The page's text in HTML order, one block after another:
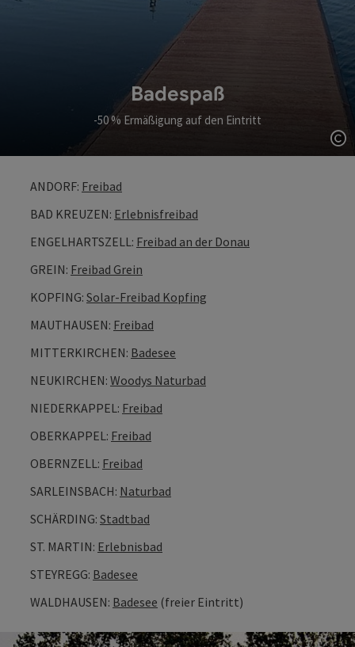
Badespaß
-50 % Ermäßigung auf den Eintritt
ANDORF: Freibad
BAD KREUZEN: Erlebnisfreibad
ENGELHARTSZELL: Freibad an der Donau
GREIN: Freibad Grein
KOPFING: Solar-Freibad Kopfing
MAUTHAUSEN: Freibad
MITTERKIRCHEN: Badesee
NEUKIRCHEN: Woodys Naturbad
NIEDERKAPPEL: Freibad
OBERKAPPEL: Freibad
OBERNZELL: Freibad
SARLEINSBACH: Naturbad
SCHÄRDING: Stadtbad
ST. MARTIN: Erlebnisbad
STEYREGG: Badesee
WALDHAUSEN: Badesee (freier Eintritt)